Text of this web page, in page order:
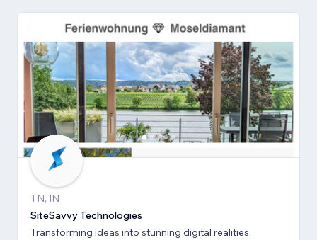
TN, IN
SiteSavvy Technologies
Transforming ideas into stunning digital realities.